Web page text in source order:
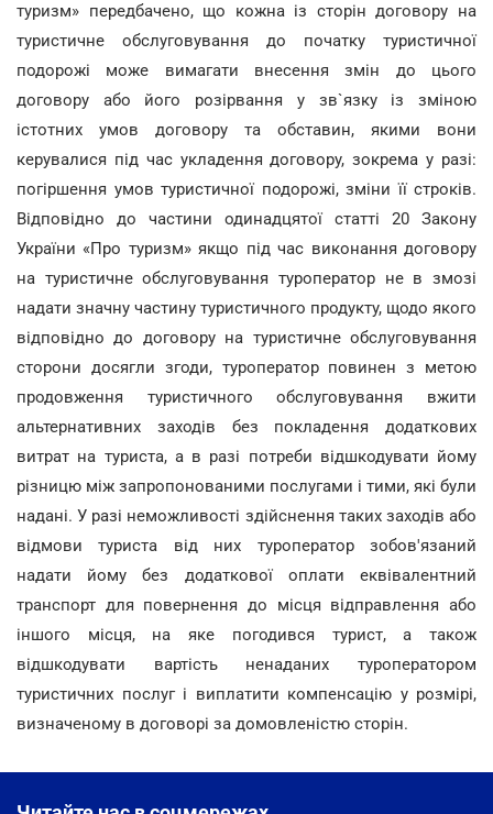
туризм» передбачено, що кожна із сторін договору на
туристичне обслуговування до початку туристичної
подорожі може вимагати внесення змін до цього
договору або його розірвання у зв`язку із зміною
істотних умов договору та обставин, якими вони
керувалися під час укладення договору, зокрема у разі:
погіршення умов туристичної подорожі, зміни її строків.
Відповідно до частини одинадцятої статті 20 Закону
України «Про туризм» якщо під час виконання договору
на туристичне обслуговування туроператор не в змозі
надати значну частину туристичного продукту, щодо якого
відповідно до договору на туристичне обслуговування
сторони досягли згоди, туроператор повинен з метою
продовження туристичного обслуговування вжити
альтернативних заходів без покладення додаткових
витрат на туриста, а в разі потреби відшкодувати йому
різницю між запропонованими послугами і тими, які були
надані. У разі неможливості здійснення таких заходів або
відмови туриста від них туроператор зобов'язаний
надати йому без додаткової оплати еквівалентний
транспорт для повернення до місця відправлення або
іншого місця, на яке погодився турист, а також
відшкодувати вартість ненаданих туроператором
туристичних послуг і виплатити компенсацію у розмірі,
визначеному в договорі за домовленістю сторін.